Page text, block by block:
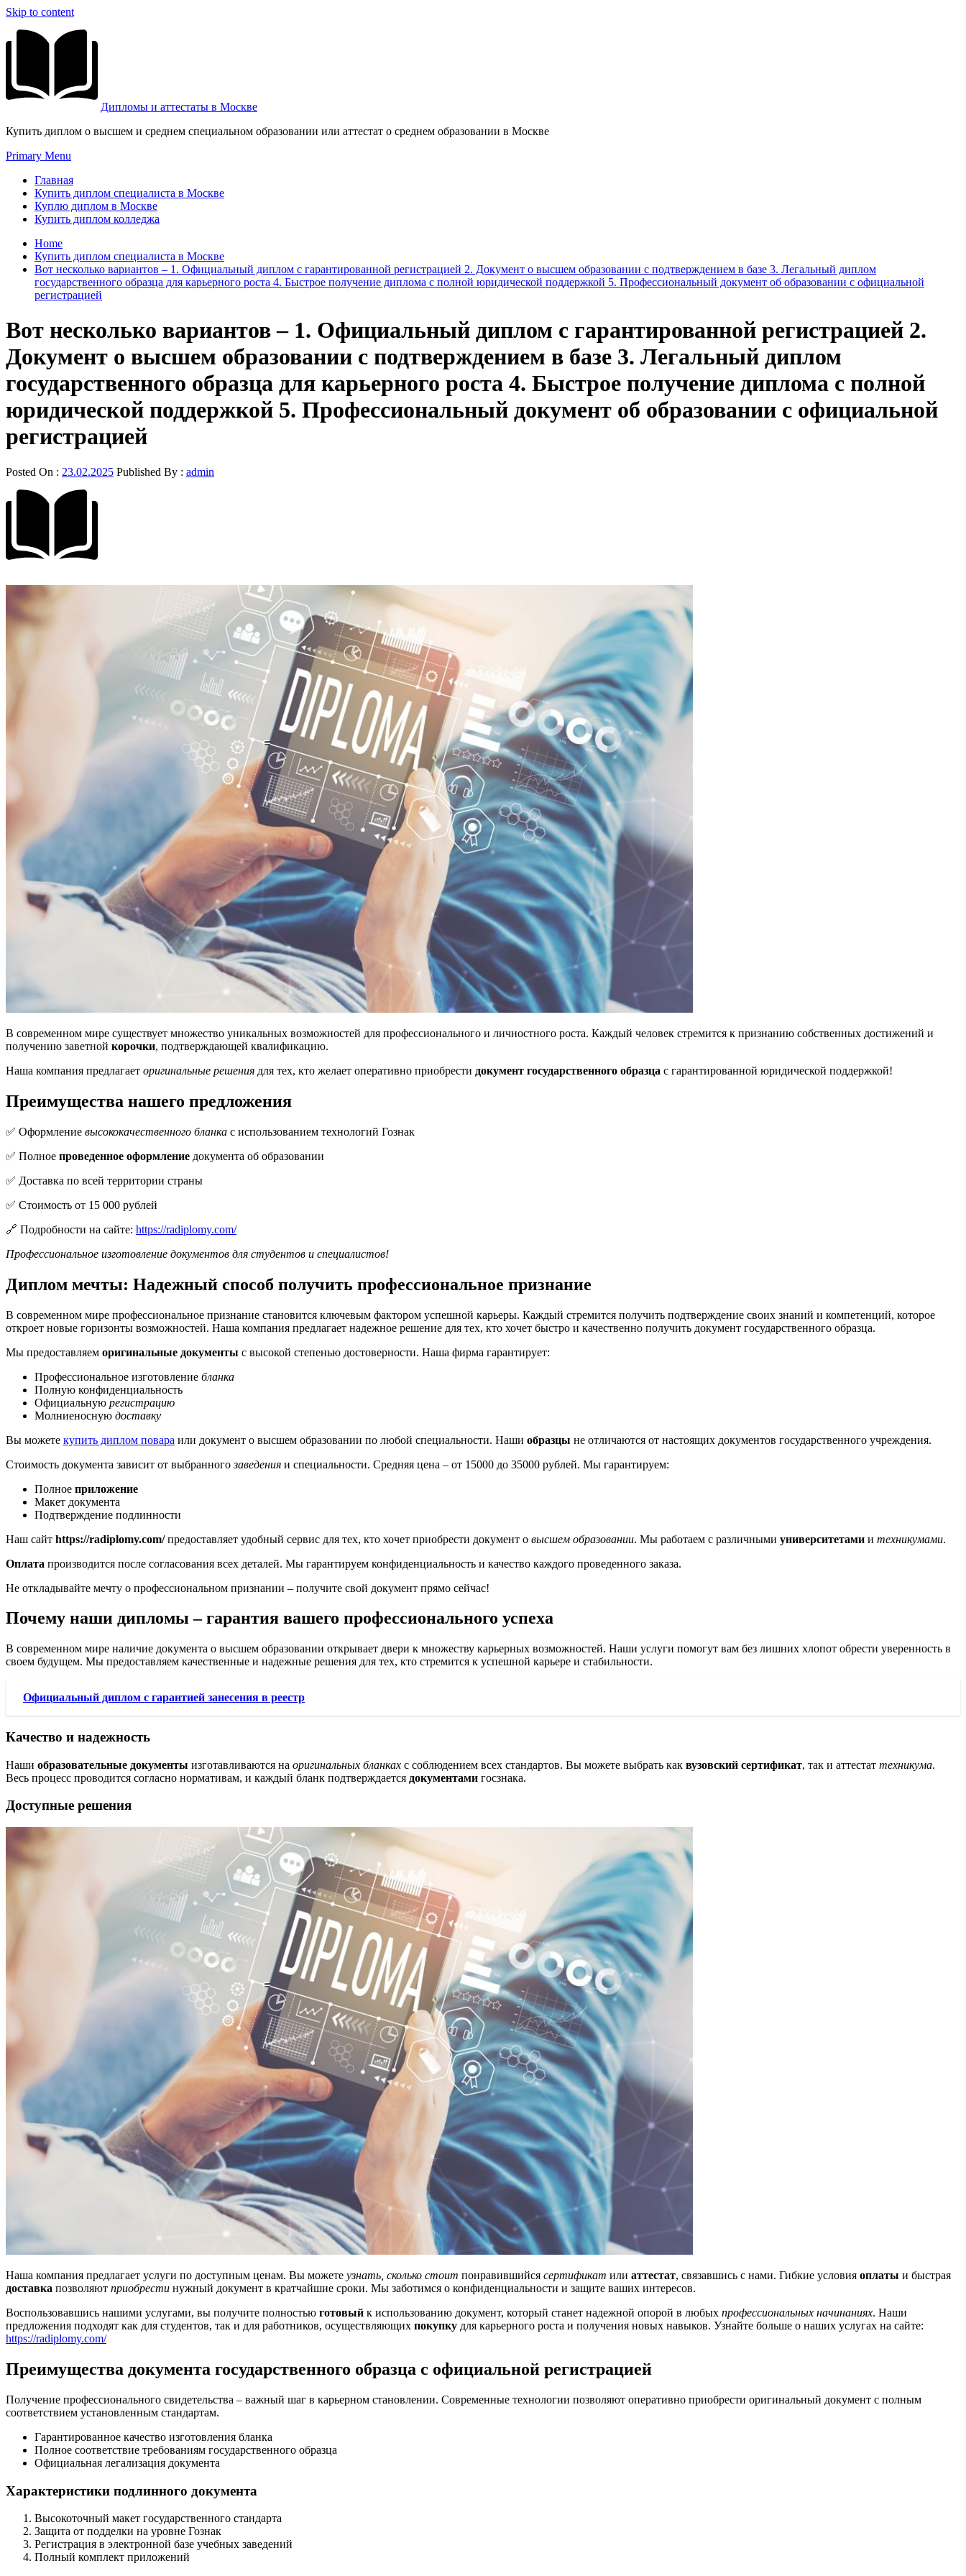
Skip to content
Дипломы и аттестаты в Москве
Купить диплом о высшем и среднем специальном образовании или аттестат о среднем образовании в Москве
Primary Menu
Главная
Купить диплом специалиста в Москве
Куплю диплом в Москве
Купить диплом колледжа
Home
Купить диплом специалиста в Москве
Вот несколько вариантов – 1. Официальный диплом с гарантированной регистрацией 2. Документ о высшем образовании с подтверждением в базе 3. Легальный диплом
государственного образца для карьерного роста 4. Быстрое получение диплома с полной юридической поддержкой 5. Профессиональный документ об образовании с официальной
регистрацией
Вот несколько вариантов – 1. Официальный диплом с гарантированной регистрацией 2.
Документ о высшем образовании с подтверждением в базе 3. Легальный диплом
государственного образца для карьерного роста 4. Быстрое получение диплома с полной
юридической поддержкой 5. Профессиональный документ об образовании с официальной
регистрацией
Posted On : 23.02.2025 Published By : admin
В современном мире существует множество уникальных возможностей для профессионального и личностного роста. Каждый человек стремится к признанию собственных достижений и
получению заветной корочки, подтверждающей квалификацию.
Наша компания предлагает оригинальные решения для тех, кто желает оперативно приобрести документ государственного образца с гарантированной юридической поддержкой!
Преимущества нашего предложения
✅ Оформление высококачественного бланка с использованием технологий Гознак
✅ Полное проведенное оформление документа об образовании
✅ Доставка по всей территории страны
✅ Стоимость от 15 000 рублей
🔗 Подробности на сайте: https://radiplomy.com/
Профессиональное изготовление документов для студентов и специалистов!
Диплом мечты: Надежный способ получить профессиональное признание
В современном мире профессиональное признание становится ключевым фактором успешной карьеры. Каждый стремится получить подтверждение своих знаний и компетенций, которое
откроет новые горизонты возможностей. Наша компания предлагает надежное решение для тех, кто хочет быстро и качественно получить документ государственного образца.
Мы предоставляем оригинальные документы с высокой степенью достоверности. Наша фирма гарантирует:
Профессиональное изготовление бланка
Полную конфиденциальность
Официальную регистрацию
Молниеносную доставку
Вы можете купить диплом повара или документ о высшем образовании по любой специальности. Наши образцы не отличаются от настоящих документов государственного учреждения.
Стоимость документа зависит от выбранногозаведения и специальности. Средняя цена – от 15000 до 35000 рублей. Мы гарантируем:
Полное приложение
Макет документа
Подтверждение подлинности
Наш сайт https://radiplomy.com/предоставляет удобный сервис для тех, кто хочет приобрести документ о высшем образовании. Мы работаем с различными университетами и техникумами.
Оплата производится после согласования всех деталей. Мы гарантируем конфиденциальность и качество каждого проведенного заказа.
Не откладывайте мечту о профессиональном признании – получите свой документ прямо сейчас!
Почему наши дипломы – гарантия вашего профессионального успеха
В современном мире наличие документа о высшем образовании открывает двери к множеству карьерных возможностей. Наши услуги помогут вам без лишних хлопот обрести уверенность в
своем будущем. Мы предоставляем качественные и надежные решения для тех, кто стремится к успешной карьере и стабильности.
Официальный диплом с гарантией занесения в реестр
Качество и надежность
Наши образовательные документы изготавливаются на оригинальных бланках с соблюдением всех стандартов. Вы можете выбрать как вузовский сертификат, так и аттестат техникума.
Весь процесс проводится согласно нормативам, и каждый бланк подтверждается документами госзнака.
Доступные решения
Наша компания предлагает услуги по доступным ценам. Вы можете узнать, сколько стоит понравившийся сертификат или аттестат, связавшись с нами. Гибкие условия оплаты и быстрая
доставка позволяют приобрести нужный документ в кратчайшие сроки. Мы заботимся о конфиденциальности и защите ваших интересов.
Воспользовавшись нашими услугами, вы получите полностью готовый к использованию документ, который станет надежной опорой в любых профессиональных начинаниях. Наши
предложения подходят как для студентов, так и для работников, осуществляющих покупку для карьерного роста и получения новых навыков. Узнайте больше о наших услугах на сайте:
https://radiplomy.com/
Преимущества документа государственного образца с официальной регистрацией
Получение профессионального свидетельства – важный шаг в карьерном становлении. Современные технологии позволяют оперативно приобрести оригинальный документ с полным
соответствием установленным стандартам.
Гарантированное качество изготовления бланка
Полное соответствие требованиям государственного образца
Официальная легализация документа
Характеристики подлинного документа
Высокоточный макет государственного стандарта
Защита от подделки на уровне Гознак
Регистрация в электронной базе учебных заведений
Полный комплект приложений